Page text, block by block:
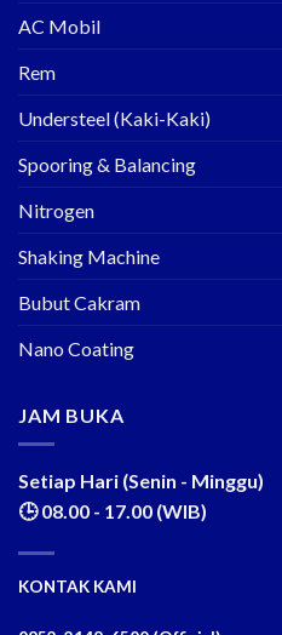
AC Mobil
Rem
Understeel (Kaki-Kaki)
Spooring & Balancing
Nitrogen
Shaking Machine
Bubut Cakram
Nano Coating
JAM BUKA
Setiap Hari (Senin - Minggu)
🕒 08.00 - 17.00 (WIB)
KONTAK KAMI